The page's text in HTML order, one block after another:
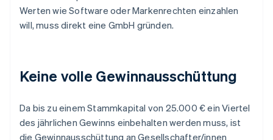
Werten wie Software oder Markenrechten einzahlen
will, muss direkt eine GmbH gründen.
Keine volle Gewinnausschüttung
Da bis zu einem Stammkapital von 25.000 € ein Viertel
des jährlichen Gewinns einbehalten werden muss, ist
die Gewinnausschüttung an Gesellschafter/innen